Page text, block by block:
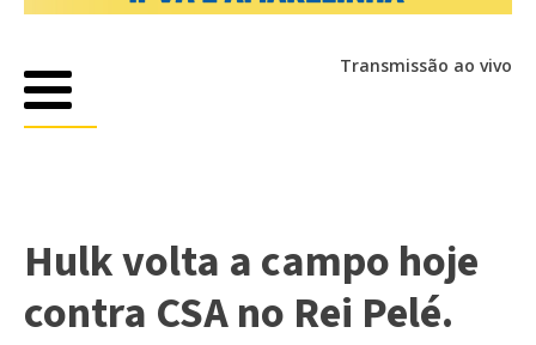
Transmissão ao vivo
Hulk volta a campo hoje
contra CSA no Rei Pelé.